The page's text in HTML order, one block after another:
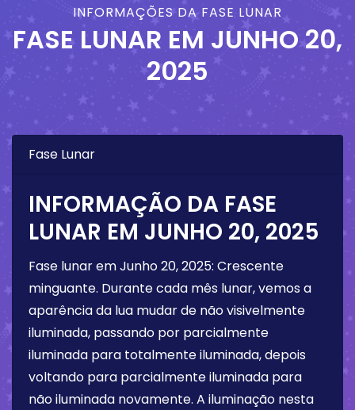
INFORMAÇÕES DA FASE LUNAR
FASE LUNAR EM JUNHO 20,
2025
Fase Lunar
INFORMAÇÃO DA FASE
LUNAR EM JUNHO 20, 2025
Fase lunar emJunho 20, 2025: Crescente
minguante. Durante cada mês lunar, vemos a
aparência da lua mudar de não visivelmente
iluminada, passando por parcialmente
iluminada para totalmente iluminada, depois
voltando para parcialmente iluminada para
não iluminada novamente. A iluminação nesta